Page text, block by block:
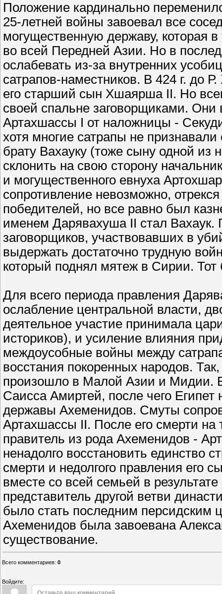
Положение кардинально
25-летней войны завоевал все
могущественную державу, которая
во всей Передней Азии. Но в
ослабевать из-за внутренних
сатрапов-наместников. В 424 г. до
его старший сын Хшаярша II. Но
своей спальне заговорщиками. Они
Артахшассы I от наложницы -
хотя многие сатрапы не
брату Вахауку (тоже сыну одной из
склонить на свою сторону
и могущественного евнуха
сопротивление невозможно,
победителей, но все равно был
именем Дарявахуша II стал Вахаук.
заговорщиков, участвовавших в
выдержать достаточно трудную
который поднял мятеж в Сирии. Тот
Для всего периода правления
ослабление центральной власти,
деятельное участие принимала
историков), и усиление влияния
междоусобные войны между
восстания покоренных народов.
произошло в Малой Азии и Мидии. В
Саисса Амиртей, после чего Египет
державы Ахеменидов. Смуты
Артахшассы II. После его смерти
правитель из рода Ахеменидов -
ненадолго восстановить единство
смерти и недолгого правления его
вместе со всей семьей в
представитель другой ветви
было стать последним персидским
Ахеменидов была завоевана
существование.
Всего комментариев: 0
Войдите: